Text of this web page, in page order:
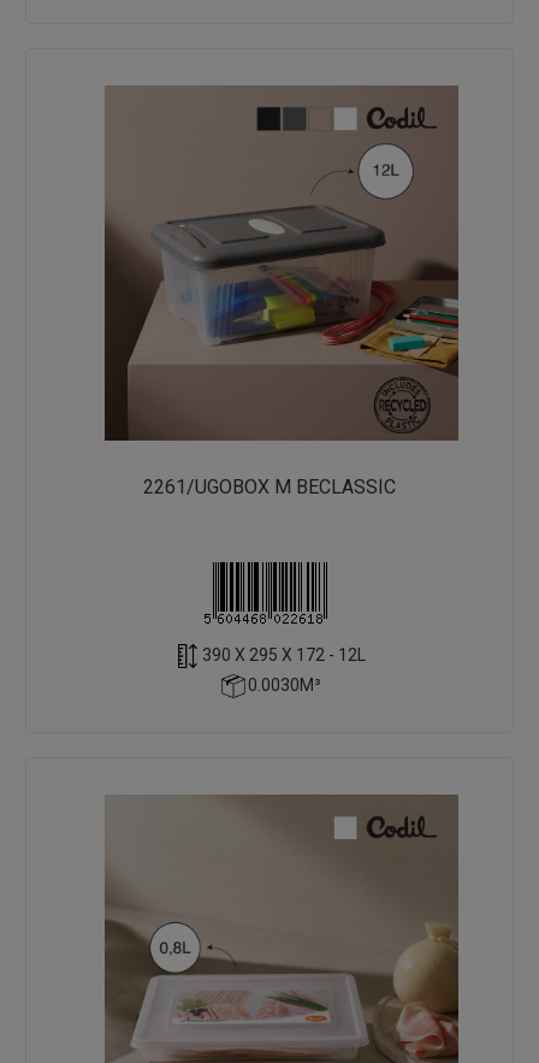
2261/UGOBOX M BECLASSIC
390 X 295 X 172 - 12L
0.0030M³